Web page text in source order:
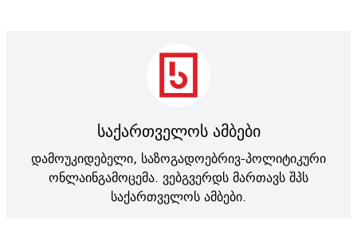
საქართველოს ამბები
დამოუკიდებელი, საზოგადოებრივ-პოლიტიკური
ონლაინგამოცემა. ვებგვერდს მართავს შპს
საქართველოს ამბები.